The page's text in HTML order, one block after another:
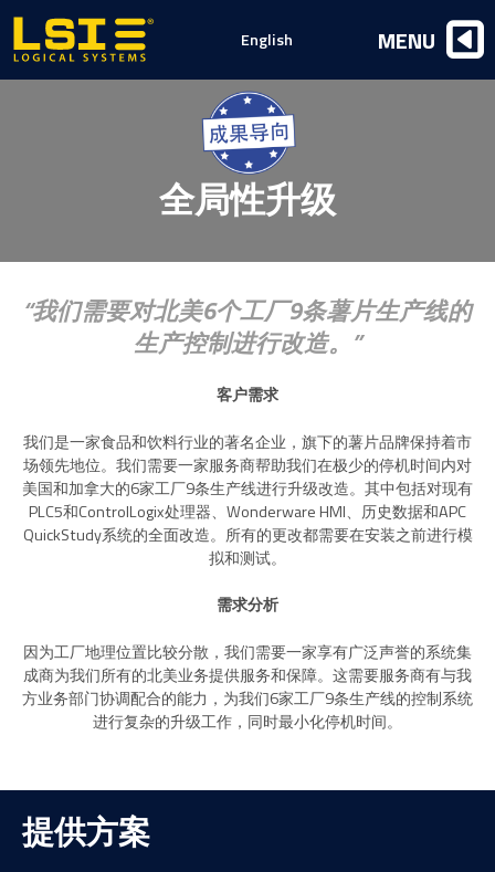
全局性升级
我们需要对北美6个工厂9条薯片生产线的
生产控制进行改造。
客户需求
我们是一家食品和饮料行业的著名企业，旗下的薯片品牌保持着市
场领先地位。我们需要一家服务商帮助我们在极少的停机时间内对
美国和加拿大的6家工厂9条生产线进行升级改造。其中包括对现有
PLC5和ControlLogix处理器、Wonderware HMI、历史数据和APC
QuickStudy系统的全面改造。所有的更改都需要在安装之前进行模
拟和测试。
需求分析
因为工厂地理位置比较分散，我们需要一家享有广泛声誉的系统集
成商为我们所有的北美业务提供服务和保障。这需要服务商有与我
方业务部门协调配合的能力，为我们6家工厂9条生产线的控制系统
进行复杂的升级工作，同时最小化停机时间。
提供方案
Logical
Systems,
Inc
English MENU